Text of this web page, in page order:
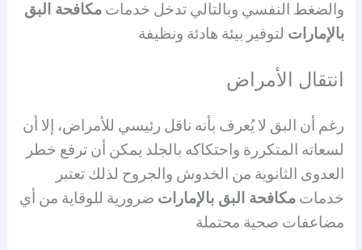
والضغط النفسي وبالتالي تدخل خدماتمكافحة البق
بالإمارات لتوفير بيئة هادئة ونظيفة
انتقال الأمراض
رغم أن البق لا يُعرف بأنه ناقل رئيسي للأمراض، إلا أن
لسعاته المتكررة واحتكاكه بالجلد يمكن أن ترفع خطر
العدوى الثانوية من الخدوش والجروح لذلك تعتبر
خدماتمكافحة البق بالإمارات ضرورية للوقاية من أي
مضاعفات صحية محتملة